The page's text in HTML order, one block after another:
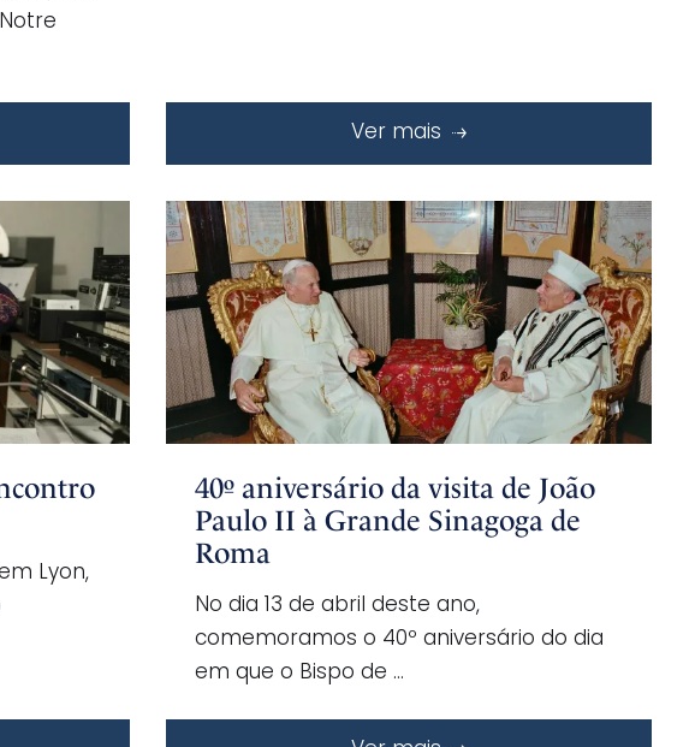
Ver mais
Lyon,
40º aniversário da visita de João
Paulo II à Grande Sinagoga de
Roma
No dia 13 de abril deste ano,
comemoramos o 40º aniversário do dia
em que o Bispo de …